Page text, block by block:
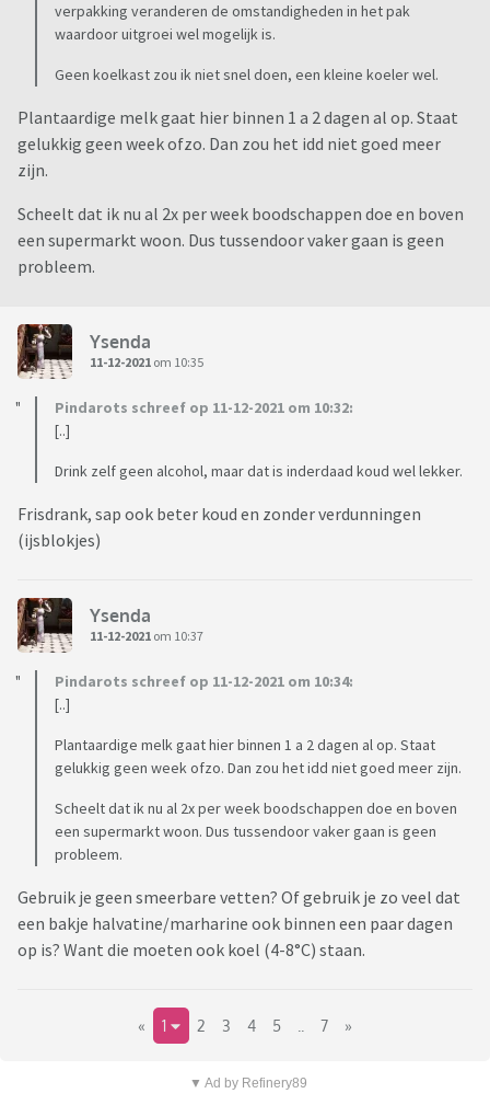
verpakking veranderen de omstandigheden in het pak
waardoor uitgroei wel mogelijk is.
Geen koelkast zou ik niet snel doen, een kleine koeler wel.
Plantaardige melk gaat hier binnen 1 a 2 dagen al op. Staat
gelukkig geen week ofzo. Dan zou het idd niet goed meer
zijn.
Scheelt dat ik nu al 2x per week boodschappen doe en boven
een supermarkt woon. Dus tussendoor vaker gaan is geen
probleem.
Ysenda
11-12-2021 om 10:35
Pindarots schreef op 11-12-2021 om 10:32:
[..]
Drink zelf geen alcohol, maar dat is inderdaad koud wel lekker.
Frisdrank, sap ook beter koud en zonder verdunningen
(ijsblokjes)
Ysenda
11-12-2021 om 10:37
Pindarots schreef op 11-12-2021 om 10:34:
[..]
Plantaardige melk gaat hier binnen 1 a 2 dagen al op. Staat
gelukkig geen week ofzo. Dan zou het idd niet goed meer zijn.
Scheelt dat ik nu al 2x per week boodschappen doe en boven
een supermarkt woon. Dus tussendoor vaker gaan is geen
probleem.
Gebruik je geen smeerbare vetten? Of gebruik je zo veel dat
een bakje halvatine/marharine ook binnen een paar dagen
op is? Want die moeten ook koel (4-8°C) staan.
« 1 2 3 4 5 7 »
▼ Ad by Refinery89